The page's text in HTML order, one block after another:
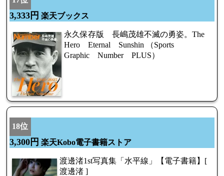
3,333円 楽天ブックス
永久保存版 長嶋茂雄不滅の勇姿。The
Hero Eternal Sunshin （Sports
Graphic Number PLUS）
18位
3,300円 楽天Kobo電子書籍ストア
渡邊渚1st写真集「水平線」【電子書籍】[
渡邊渚 ]